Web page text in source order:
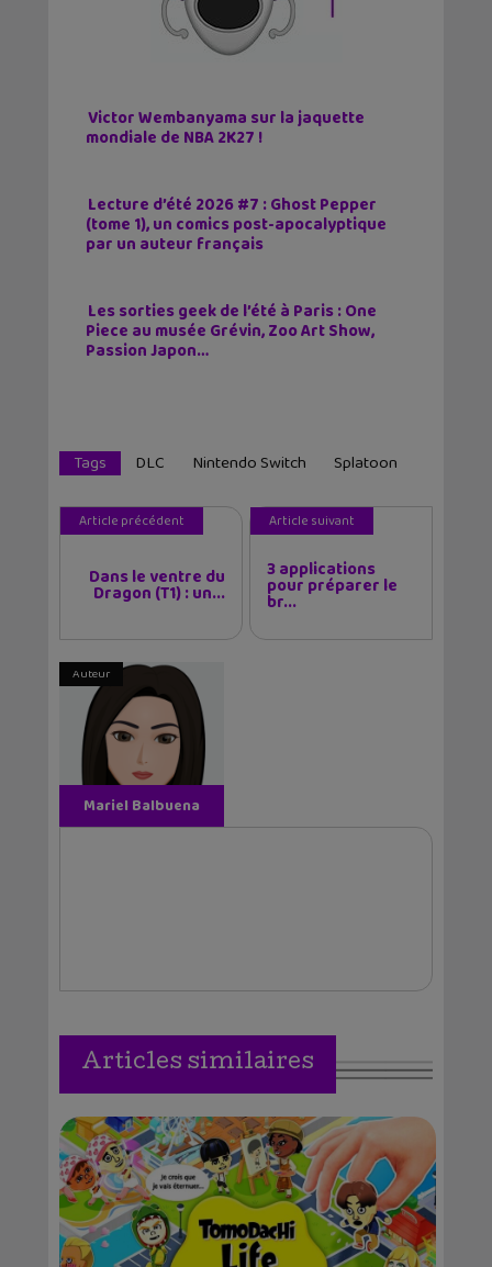
Victor Wembanyama sur la jaquette
mondiale de NBA 2K27 !
Lecture d’été 2026 #7 : Ghost Pepper
(tome 1), un comics post-apocalyptique
par un auteur français
Les sorties geek de l’été à Paris : One
Piece au musée Grévin, Zoo Art Show,
Passion Japon…
Tags DLC Nintendo Switch Splatoon
Article précédent
Dans le ventre du
Dragon (T1) : un...
Article suivant
3 applications
pour préparer le
br...
Auteur
Mariel Balbuena
Articles similaires